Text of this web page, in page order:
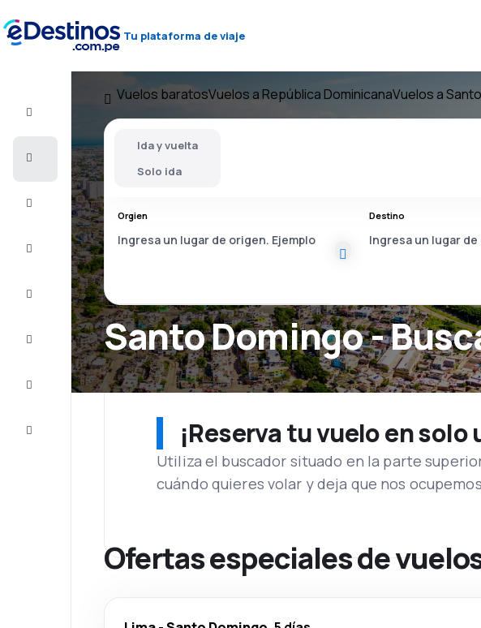
Tu plataforma de viaje
baratos
Alojamientos
Ofertas
Completa
el viaje
Inspiración
y consejos
Vuelos baratosVuelos a República DominicanaVuelos a
Santo Domingo -
Ida y vuelta
Solo ida
Orgien Destino
¡Reserva tu vuelo en
Utiliza el buscador situado en la parte
cuándo quieres volar y deja que nos
Ofertas especiales de